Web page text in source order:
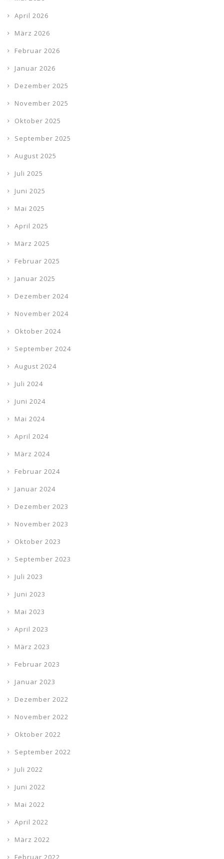
April 2026
März 2026
Februar 2026
Januar 2026
Dezember 2025
November 2025
Oktober 2025
September 2025
August 2025
Juli 2025
Juni 2025
Mai 2025
April 2025
März 2025
Februar 2025
Januar 2025
Dezember 2024
November 2024
Oktober 2024
September 2024
August 2024
Juli 2024
Juni 2024
Mai 2024
April 2024
März 2024
Februar 2024
Januar 2024
Dezember 2023
November 2023
Oktober 2023
September 2023
Juli 2023
Juni 2023
Mai 2023
April 2023
März 2023
Februar 2023
Januar 2023
Dezember 2022
November 2022
Oktober 2022
September 2022
Juli 2022
Juni 2022
Mai 2022
April 2022
März 2022
Februar 2022